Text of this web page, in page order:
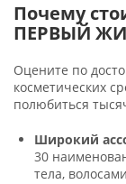
Почему
ПЕРВЫЙ
Оцените по
косметических
полюбиться
Широкий
30
тела,